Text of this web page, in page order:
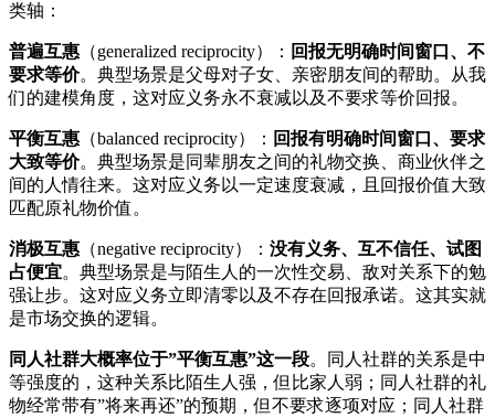
类轴：
普遍互惠 （generalized reciprocity）： 回报无明确时间窗口、不
要求等价。典型场景是父母对子女、亲密朋友间的帮助。从我
们的建模角度，这对应义务永不衰减以及不要求等价回报。
平衡互惠 （balanced reciprocity）： 回报有明确时间窗口、要求
大致等价。典型场景是同辈朋友之间的礼物交换、商业伙伴之
间的人情往来。这对应义务以一定速度衰减，且回报价值大致
匹配原礼物价值。
消极互惠 （negative reciprocity）： 没有义务、互不信任、试图
占便宜。典型场景是与陌生人的一次性交易、敌对关系下的勉
强让步。这对应义务立即清零以及不存在回报承诺。这其实就
是市场交换的逻辑。
同人社群大概率位于”平衡互惠”这一段。同人社群的关系是中
等强度的，这种关系比陌生人强，但比家人弱；同人社群的礼
物经常带有”将来再还”的预期，但不要求逐项对应；同人社群